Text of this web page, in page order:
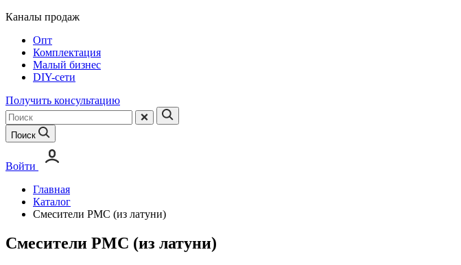
Каналы продаж
Опт
Комплектация
Малый бизнес
DIY-сети
Получить консультацию
Поиск
Войти
Главная
Каталог
Смесители РМС (из латуни)
Смесители РМС (из латуни)